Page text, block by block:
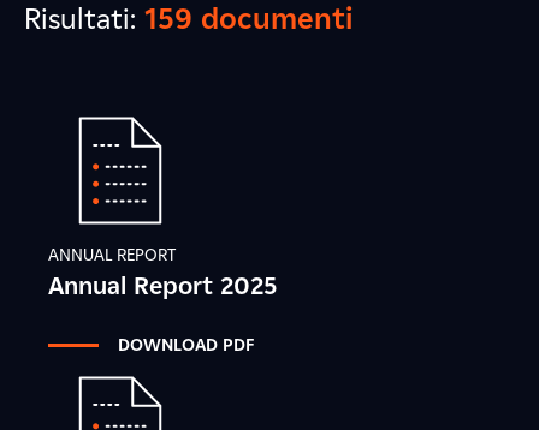
Risultati: 159 documenti
ANNUAL REPORT
Annual Report 2025
DOWNLOAD PDF